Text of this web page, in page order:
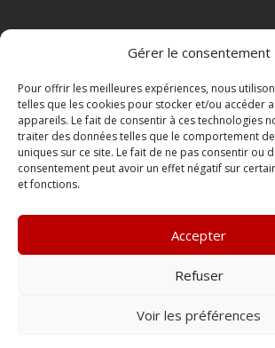
Gérer le consentement
Pour offrir les meilleures expériences, nous
telles que les cookies pour stocker et/ou accéder
appareils. Le fait de consentir à ces technologies
traiter des données telles que le comportement
uniques sur ce site. Le fait de ne pas consentir ou
consentement peut avoir un effet négatif sur
et fonctions.
Accepter
Refuser
Voir les préférences
Les Centres de Formation
Les Points Relais
Localiser Point Relais
Mon Compte
FAQ
Contact
Conditions Générales de Vente